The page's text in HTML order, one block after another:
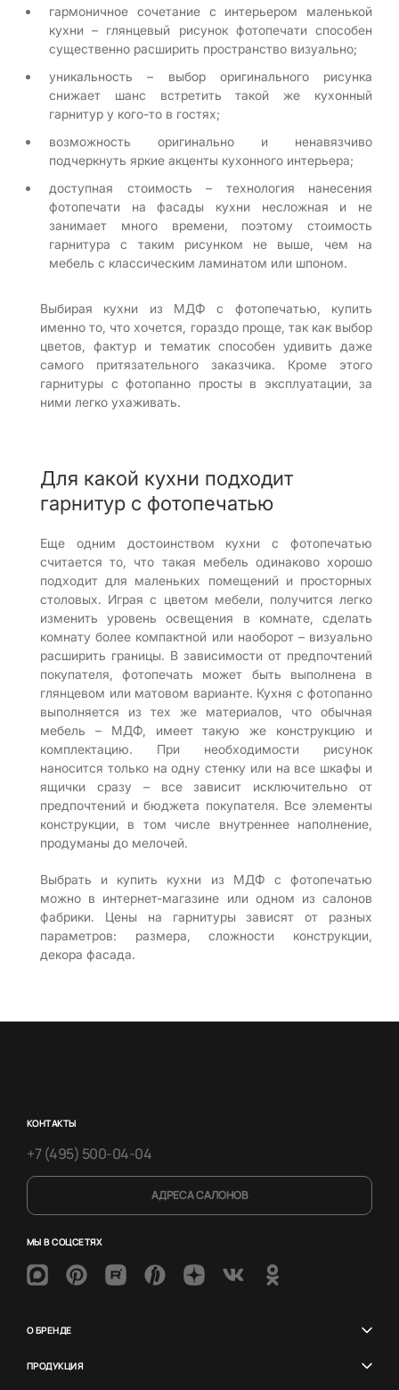
гармоничное сочетание с интерьером маленькой
кухни – глянцевый рисунок фотопечати способен
существенно расширить пространство визуально;
уникальность – выбор оригинального рисунка
снижает шанс встретить такой же кухонный
гарнитур у кого-то в гостях;
возможность оригинально и ненавязчиво
подчеркнуть яркие акценты кухонного интерьера;
доступная стоимость – технология нанесения
фотопечати на фасады кухни несложная и не
занимает много времени, поэтому стоимость
гарнитура с таким рисунком не выше, чем на
мебель с классическим ламинатом или шпоном.
Выбирая кухни из МДФ с фотопечатью, купить
именно то, что хочется, гораздо проще, так как выбор
цветов, фактур и тематик способен удивить даже
самого притязательного заказчика. Кроме этого
гарнитуры с фотопанно просты в эксплуатации, за
ними легко ухаживать.
Для какой кухни подходит
гарнитур с фотопечатью
Еще одним достоинством кухни с фотопечатью
считается то, что такая мебель одинаково хорошо
подходит для маленьких помещений и просторных
столовых. Играя с цветом мебели, получится легко
изменить уровень освещения в комнате, сделать
комнату более компактной или наоборот – визуально
расширить границы. В зависимости от предпочтений
покупателя, фотопечать может быть выполнена в
глянцевом или матовом варианте. Кухня с фотопанно
выполняется из тех же материалов, что обычная
мебель – МДФ, имеет такую же конструкцию и
комплектацию. При необходимости рисунок
наносится только на одну стенку или на все шкафы и
ящички сразу – все зависит исключительно от
предпочтений и бюджета покупателя. Все элементы
конструкции, в том числе внутреннее наполнение,
продуманы до мелочей.
Выбрать и купить кухни из МДФ с фотопечатью
можно в интернет-магазине или одном из салонов
фабрики. Цены на гарнитуры зависят от разных
параметров: размера, сложности конструкции,
декора фасада.
КОНТАКТЫ
+7 (495) 500-04-04
АДРЕСА САЛОНОВ
МЫ В СОЦСЕТЯХ
О БРЕНДЕ
ПРОДУКЦИЯ